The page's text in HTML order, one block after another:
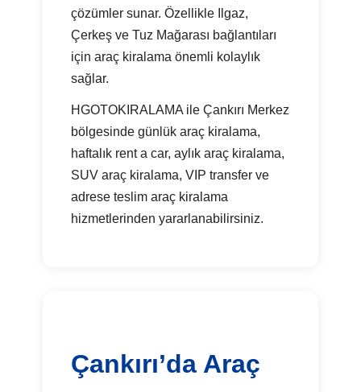
çözümler sunar. Özellikle Ilgaz,
Çerkeş ve Tuz Mağarası bağlantıları
için araç kiralama önemli kolaylık
sağlar.
HGOTOKIRALAMA ile Çankırı Merkez
bölgesinde günlük araç kiralama,
haftalık rent a car, aylık araç kiralama,
SUV araç kiralama, VIP transfer ve
adrese teslim araç kiralama
hizmetlerinden yararlanabilirsiniz.
Çankırı’da Araç